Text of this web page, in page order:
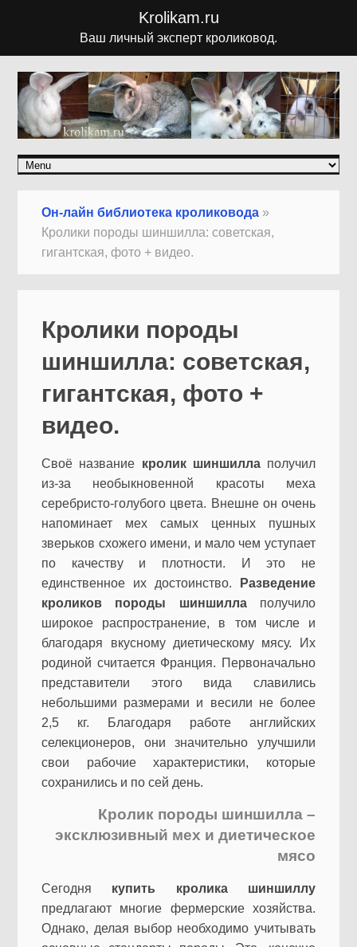
Krolikam.ru
Ваш личный эксперт кроликовод.
Он-лайн библиотека кроликовода »
Кролики породы шиншилла: советская,
гигантская, фото + видео.
Кролики породы
шиншилла: советская,
гигантская, фото +
видео.
Своё название кролик шиншиллаполучил
из-за необыкновенной красоты меха
серебристо-голубого цвета. Внешне он очень
напоминает мех самых ценных пушных
зверьков схожего имени, и мало чем уступает
по качеству и плотности. И это не
единственное их достоинство.
Разведение
кроликов породы шиншиллаполучило
широкое распространение, в том числе и
благодаря вкусному диетическому мясу. Их
родиной считается Франция. Первоначально
представители этого вида славились
небольшими размерами и весили не более
2,5 кг. Благодаря работе английских
селекционеров, они значительно улучшили
свои рабочие характеристики, которые
сохранились и по сей день.
Кролик породы шиншилла –
эксклюзивный мех и диетическое
мясо
Сегодня купить кролика шиншиллу
предлагают многие фермерские хозяйства.
Однако, делая выбор необходимо учитывать